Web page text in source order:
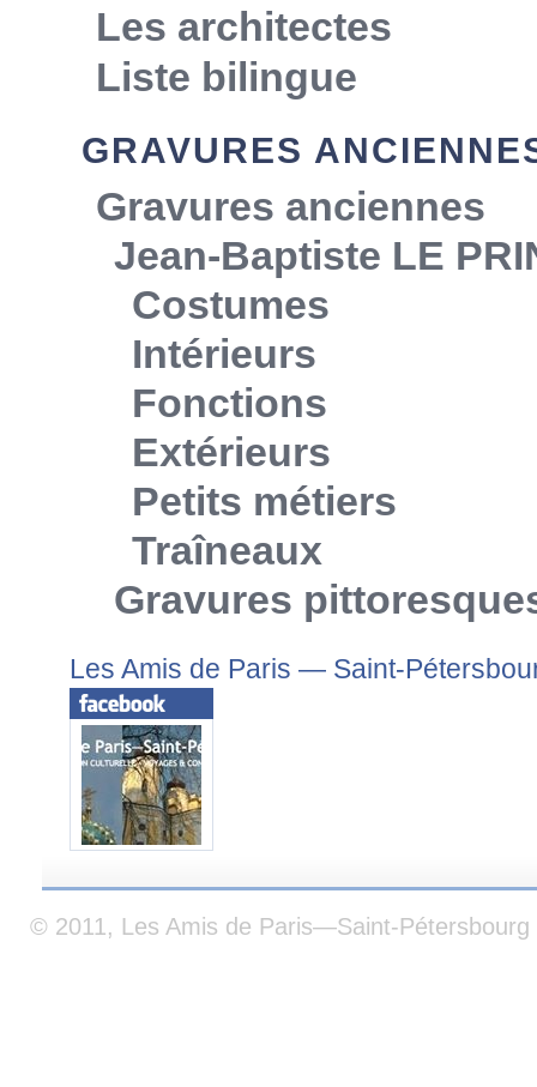
Les architectes
Liste bilingue
GRAVURES
Gravures anciennes
Jean-Baptiste LE
Costumes
Intérieurs
Fonctions
Extérieurs
Petits métiers
Traîneaux
Gravures
Les Amis de Paris — Saint-
© 2011, Les Amis de Paris—Saint-Pétersbourg